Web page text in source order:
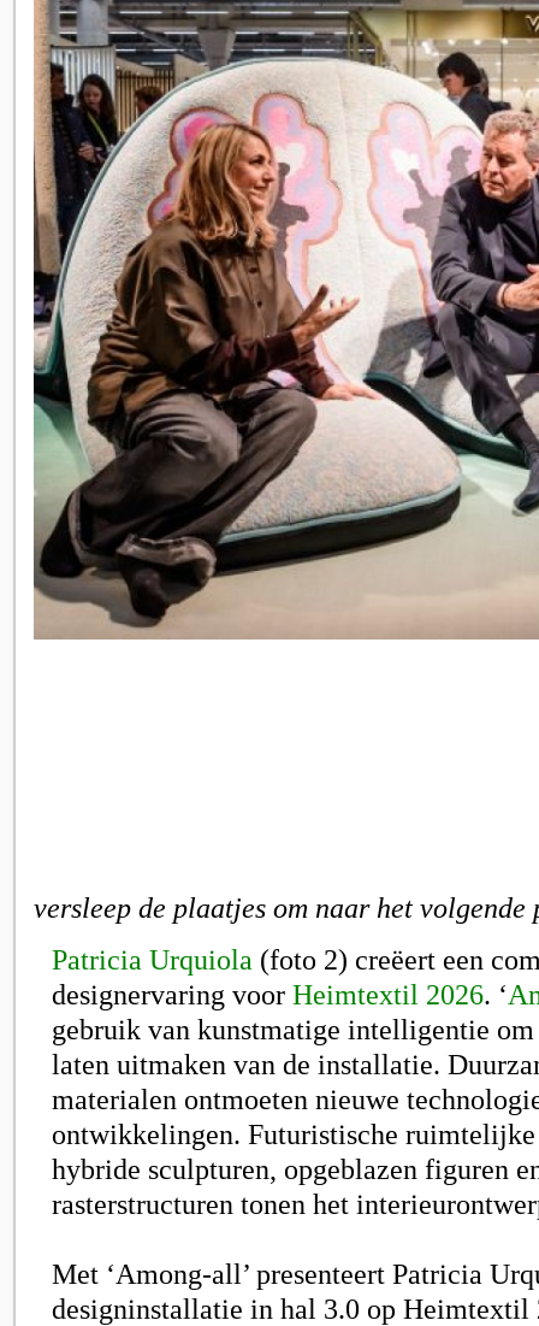
versleep de plaatjes om naar het
Patricia Urquiola (foto 2) creëert een
designervaring voor Heimtextil 2026. ‘
gebruik van kunstmatige intelligentie om
laten uitmaken van de installatie.
materialen ontmoeten nieuwe
ontwikkelingen. Futuristische ruimtelijke
hybride sculpturen, opgeblazen figuren
rasterstructuren tonen het
Met ‘Among-all’ presenteert Patricia
designinstallatie in hal 3.0 op Heimtextil